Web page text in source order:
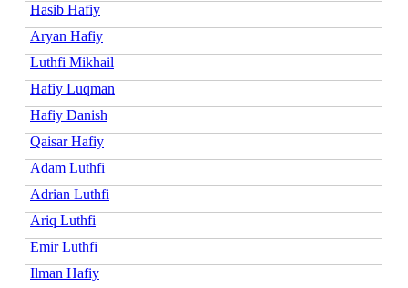
Hasib Hafiy
Aryan Hafiy
Luthfi Mikhail
Hafiy Luqman
Hafiy Danish
Qaisar Hafiy
Adam Luthfi
Adrian Luthfi
Ariq Luthfi
Emir Luthfi
Ilman Hafiy